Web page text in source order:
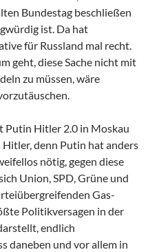
Bundestag beschließen
ist. Da hat
für Russland mal recht.
geht, diese Sache nicht mit
zu müssen, wäre
Putin Hitler 2.0 in Moskau
denn Putin hat anders
nötig, gegen diese
Union, SPD, Grüne und
Gas-
Politikversagen in der
endlich
daneben und vor allem in